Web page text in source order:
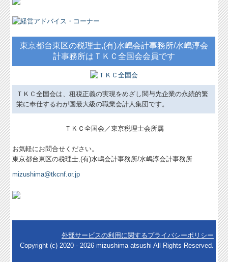
東京都台東区の税理士,(有)水嶋会計事務所/水嶋淳会
計事務所はＴＫＣ全国会会員です
ＴＫＣ全国会は、租税正義の実現をめざし関与先企業の永続的繁
栄に奉仕するわが国最大級の職業会計人集団です。
ＴＫＣ全国会／東京税理士会所属
お気軽にお問合せください。
東京都台東区の税理士,(有)水嶋会計事務所/水嶋淳会計事務所
mizushima@tkcnf.or.jp
外部サービスの利用に関するプライバシーポリシー
Copyright (c) 2020 - 2026 mizushima atsushi All Rights Reserved.